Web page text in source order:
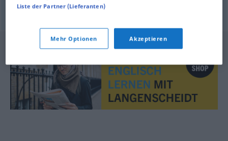
Liste der Partner (Lieferanten)
Mehr Optionen Akzeptieren